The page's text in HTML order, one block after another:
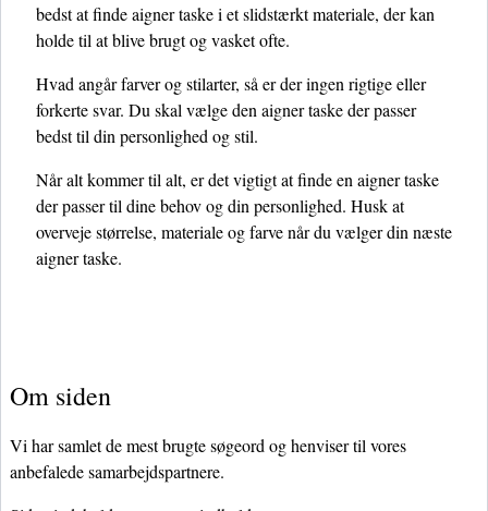
bedst at finde aigner taske i et slidstærkt materiale, der kan
holde til at blive brugt og vasket ofte.
Hvad angår farver og stilarter, så er der ingen rigtige eller
forkerte svar. Du skal vælge den aigner taske der passer
bedst til din personlighed og stil.
Når alt kommer til alt, er det vigtigt at finde en aigner taske
der passer til dine behov og din personlighed. Husk at
overveje størrelse, materiale og farve når du vælger din næste
aigner taske.
Om siden
Vi har samlet de mest brugte søgeord og henviser til vores
anbefalede samarbejdspartnere.